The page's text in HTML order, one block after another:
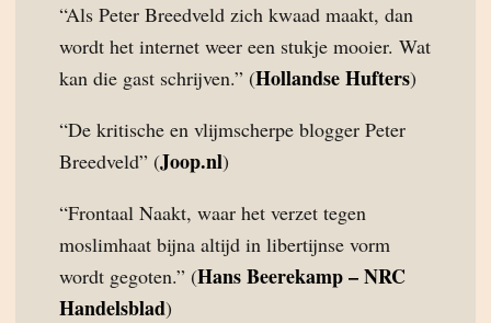
“Als Peter Breedveld zich kwaad maakt, dan
wordt het internet weer een stukje mooier. Wat
kan die gast schrijven.” (Hollandse Hufters)
“De kritische en vlijmscherpe blogger Peter
Breedveld” (Joop.nl)
“Frontaal Naakt, waar het verzet tegen
moslimhaat bijna altijd in libertijnse vorm
wordt gegoten.” (Hans Beerekamp – NRC
Handelsblad)